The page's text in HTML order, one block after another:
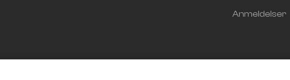
Anmeldelser